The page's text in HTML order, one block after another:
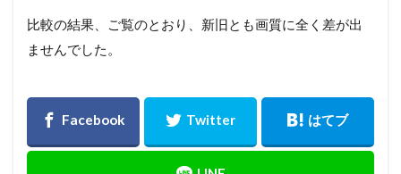
比較の結果、ご覧のとおり、新旧とも画質に全く差が出
ませんでした。